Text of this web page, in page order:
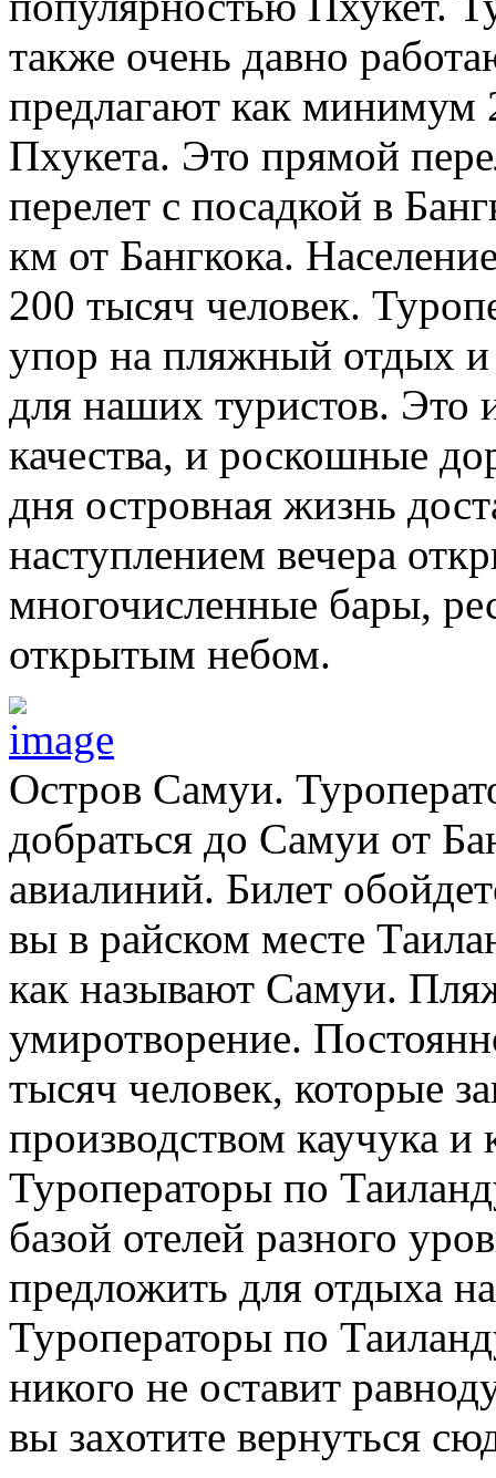
также очень давно
предлагают как минимум
Пхукета. Это прямой
перелет с посадкой в
км от Бангкока.
200 тысяч человек.
упор на пляжный отдых и
для наших туристов. Это
качества, и роскошные
дня островная жизнь
наступлением вечера
многочисленные бары,
открытым небом.
Остров Самуи.
добраться до Самуи от
авиалиний. Билет
вы в райском месте
как называют Самуи.
умиротворение.
тысяч человек, которые
производством каучука и
Туроператоры по
базой отелей разного
предложить для отдыха
Туроператоры по
никого не оставит
вы захотите вернуться